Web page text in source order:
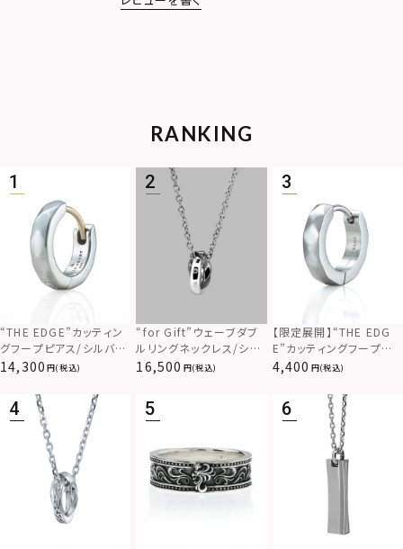
RANKING
“THE EDGE”カッティン
グフープピアス/シルバー
925
14,300 (税込)
“for Gift”ウェーブダブ
ルリングネックレス/シル
バー×ブラック/シルバー
16,500 (税込)
【限定展開】“THE EDG
E”カッティングフープピ
アス/サージカルステンレ
4,400 (税込)